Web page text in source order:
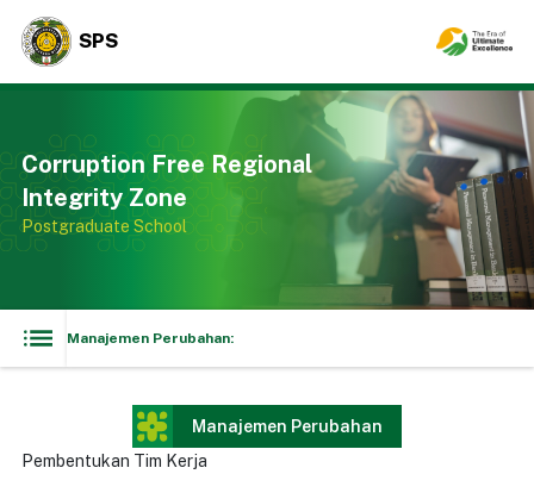
SPS
Corruption Free Regional
Integrity Zone
Postgraduate School
Manajemen Perubahan:
Manajemen Perubahan
Pembentukan Tim Kerja